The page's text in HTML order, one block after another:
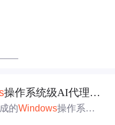
——
操作系统级AI代理实战解析
的Windows操作系统